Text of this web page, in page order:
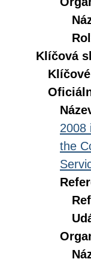
Klíčová
2008
the